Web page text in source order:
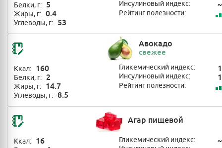
Белки, г: 5
Жиры, г: 0.4
Углеводы, г: 53
Инсулиновый индекс: ~
Рейтинг полезности:
Авокадо
свежее
Ккал: 160
Белки, г: 2
Жиры, г: 14.7
Углеводы, г: 8.5
Гликемический индекс:
Инсулиновый индекс:
Рейтинг полезности:
Агар пищевой
Ккал: 16 Гликемический индекс: ~